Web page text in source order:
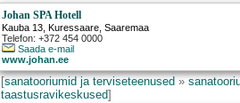
Johan SPA Hotell
Kauba 13 Kuressaare , Saaremaa
Telefon: +372 454 0000
Saada e-mail
www.johan.ee
[sanatooriumid ja terviseteenused»
taastusravikeskused]